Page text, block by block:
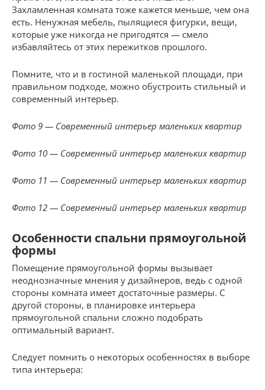
Захламленная комната тоже кажется меньше, чем она
есть. Ненужная мебель, пылящиеся фигурки, вещи,
которые уже никогда не пригодятся — смело
избавляйтесь от этих пережитков прошлого.
Помните, что и в гостиной маленькой площади, при
правильном подходе, можно обустроить стильный и
современный интерьер.
Фото 9 — Современный интерьер маленьких квартир
Фото 10 — Современный интерьер маленьких квартир
Фото 11 — Современный интерьер маленьких квартир
Фото 12 — Современный интерьер маленьких квартир
Особенности спальни прямоугольной
формы
Помещение прямоугольной формы вызывает
неоднозначные мнения у дизайнеров, ведь с одной
стороны комната имеет достаточные размеры. С
другой стороны, в планировке интерьера
прямоугольной спальни сложно подобрать
оптимальный вариант.
Следует помнить о некоторых особенностях в выборе
типа интерьера: